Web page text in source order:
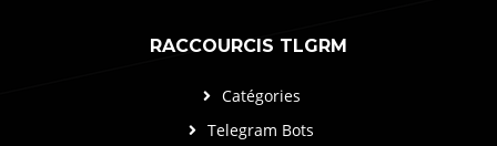
RACCOURCIS TLGRM
Catégories
Telegram Bots